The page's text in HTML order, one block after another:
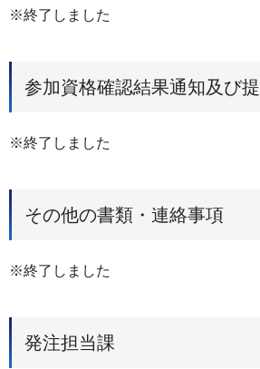
※終了しました
参加資格確認結果通知及び
※終了しました
その他の書類・連絡事項
※終了しました
発注担当課